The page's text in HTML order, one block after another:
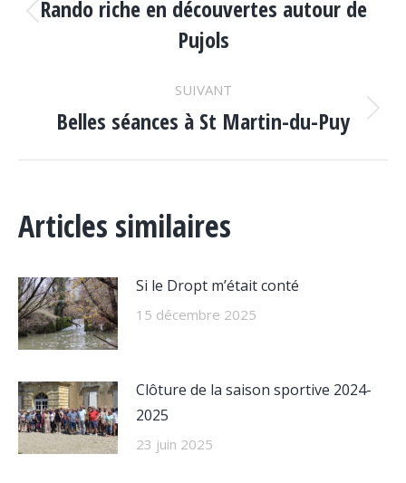
ARTICLE
Article
précédent
Rando riche en découvertes autour de
Pujols
SUIVANT
Article
Belles séances à St Martin-du-Puy
Articles similaires
Si le Dropt m’était conté
15 décembre 2025
Clôture de la saison sportive 2024-
2025
23 juin 2025